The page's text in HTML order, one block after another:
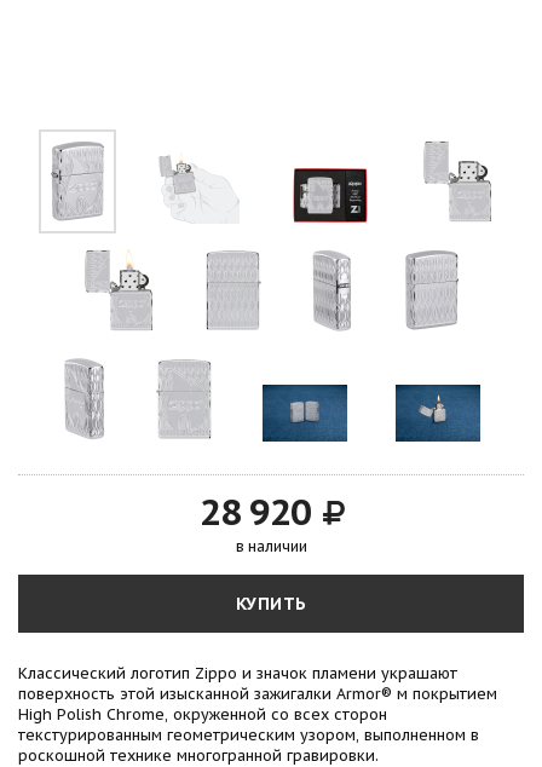
28 920
в наличии
КУПИТЬ
Классический логотип Zippo и значок пламени украшают
поверхность этой изысканной зажигалки Armor® м покрытием
High Polish Chrome, окруженной со всех сторон
текстурированным геометрическим узором, выполненном в
роскошной технике многогранной гравировки.